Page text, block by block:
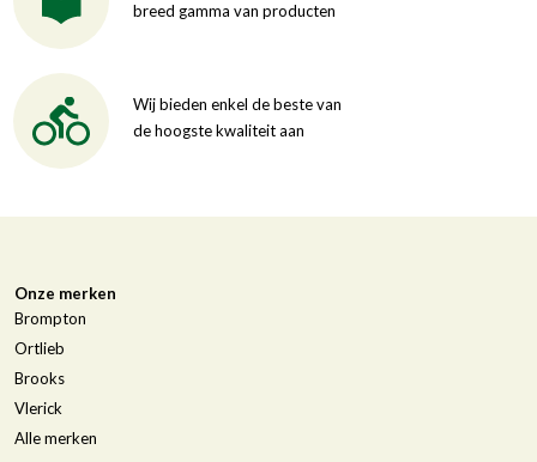
breed gamma van producten
Wij bieden enkel de beste van
de hoogste kwaliteit aan
Onze merken
Brompton
Ortlieb
Brooks
Vlerick
Alle merken